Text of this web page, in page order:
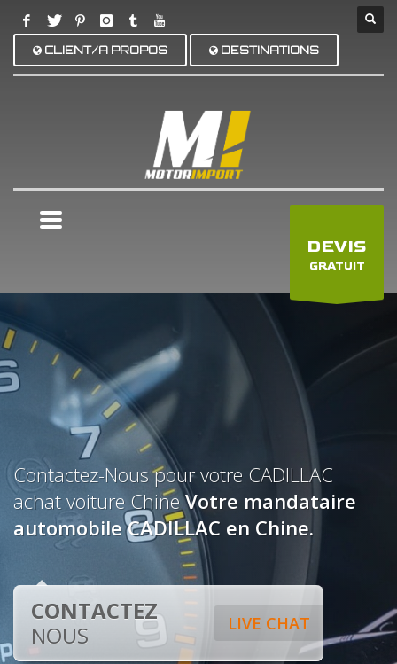
CLIENT/A PROPOS DESTINATIONS
DEVIS
GRATUIT
Contactez-Nous pour votre CADILLAC
achat voiture ChineVotre mandataire
automobile CADILLAC en Chine.
LIVE CHAT
CONTACTEZ
NOUS